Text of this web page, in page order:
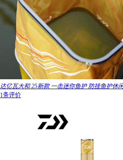
达亿瓦大和 25新款 一击迷你鱼护 防挂鱼护休
1条评价